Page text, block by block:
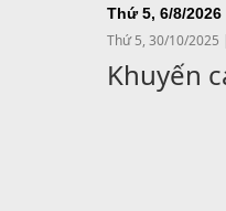
Thứ 5, 6/8/2026
Thứ 5, 30/10/2025
Khuyến